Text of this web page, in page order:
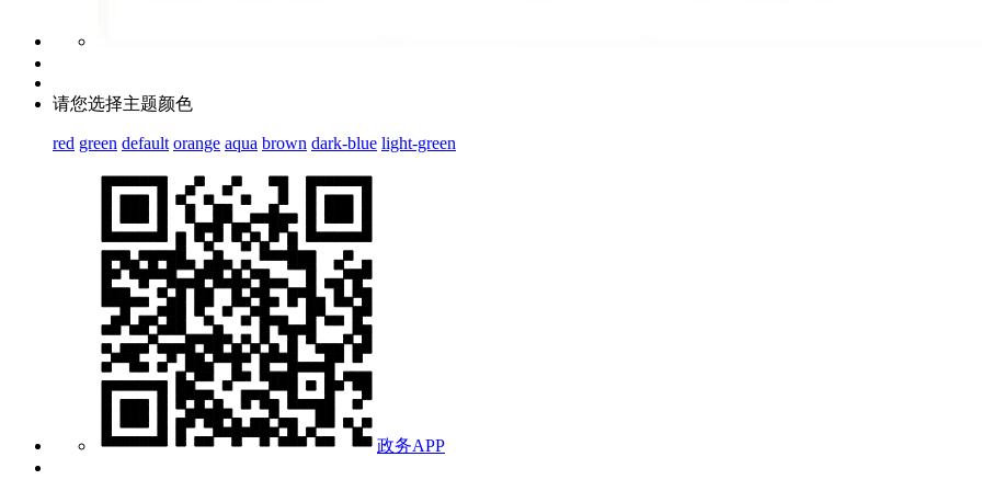
请您选择主题颜色
red green default orange aqua brown dark-blue light-green
政务APP